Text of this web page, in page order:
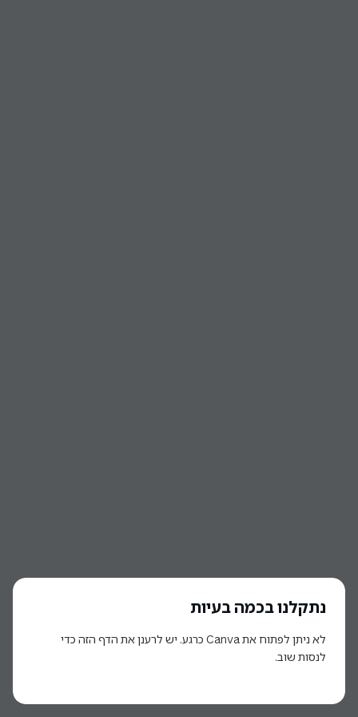
נתקלנו בכמה בעיות
לא ניתן לפתוח את Canva כרגע. יש לרענן את הדף הזה כדי
לנסות שוב.